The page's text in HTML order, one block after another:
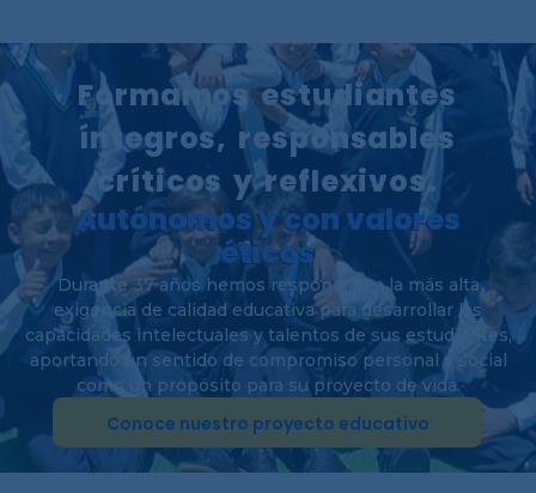
Formamos estudiantes
íntegros, responsables
críticos y reflexivos.
Autónomos y con valores
éticos
Durante 37 años hemos respondido a la más alta
exigencia de calidad educativa para desarrollar las
capacidades intelectuales y talentos de sus estudiantes,
aportando un sentido de compromiso personal y social
como un propósito para su proyecto de vida.
Conoce nuestro proyecto educativo